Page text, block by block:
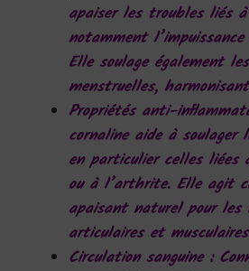
apaiser les troubles liés
notamment
Elle soulage également
menstruelles,
Propriétés anti-
cornaline aide à soulager
en particulier celles liées
ou à l’arthrite. Elle agit
apaisant naturel pour les
articulaires et
Circulation sanguine: